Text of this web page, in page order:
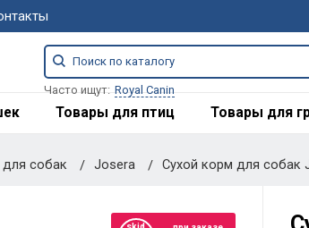
Часто ищут: Royal Canin
Товары для птиц Товары для
собак Josera Сухой корм для собак